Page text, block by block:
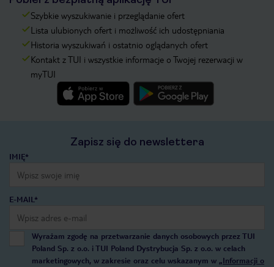
Szybkie wyszukiwanie i przeglądanie ofert
Lista ulubionych ofert i możliwość ich udostępniania
Historia wyszukiwań i ostatnio oglądanych ofert
Kontakt z TUI i wszystkie informacje o Twojej rezerwacji w
myTUI
Zapisz się do newslettera
IMIĘ*
E-MAIL*
Wyrażam zgodę na przetwarzanie danych osobowych przez TUI
Poland Sp. z o.o. i TUI Poland Dystrybucja Sp. z o.o. w celach
marketingowych, w zakresie oraz celu wskazanym w „Informacji o